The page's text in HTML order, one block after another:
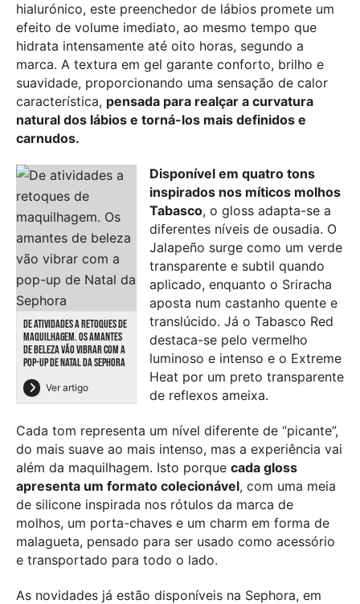
hialurónico, este preenchedor de lábios promete um
efeito de volume imediato, ao mesmo tempo que
hidrata intensamente até oito horas, segundo a
marca. A textura em gel garante conforto, brilho e
suavidade, proporcionando uma sensação de calor
característica, pensada para realçar a curvatura
natural dos lábios e torná-los mais definidos e
carnudos.
DE ATIVIDADES A RETOQUES DE
MAQUILHAGEM. OS AMANTES
DE BELEZA VÃO VIBRAR COM A
POP-UP DE NATAL DA SEPHORA
Ver artigo
Disponível em quatro tons
inspirados nos míticos molhos
Tabasco, o gloss adapta-se a
diferentes níveis de ousadia. O
Jalapeño surge como um verde
transparente e subtil quando
aplicado, enquanto o Sriracha
aposta num castanho quente e
translúcido. Já o Tabasco Red
destaca-se pelo vermelho
luminoso e intenso e o Extreme
Heat por um preto transparente
de reflexos ameixa.
Cada tom representa um nível diferente de “picante”,
do mais suave ao mais intenso, mas a experiência vai
além da maquilhagem. Isto porque cada gloss
apresenta um formato colecionável, com uma meia
de silicone inspirada nos rótulos da marca de
molhos, um porta-chaves e um charm em forma de
malagueta, pensado para ser usado como acessório
e transportado para todo o lado.
As novidades já estão disponíveis na Sephora, em